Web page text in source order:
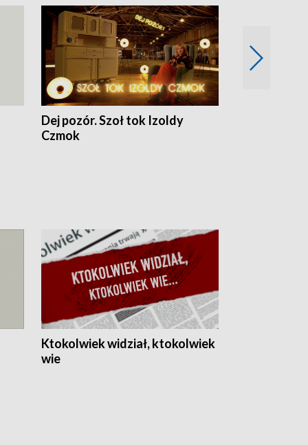
Dej pozór. Szoł tok Izoldy
Czmok
Ktokolwiek widział, ktokolwiek
wie